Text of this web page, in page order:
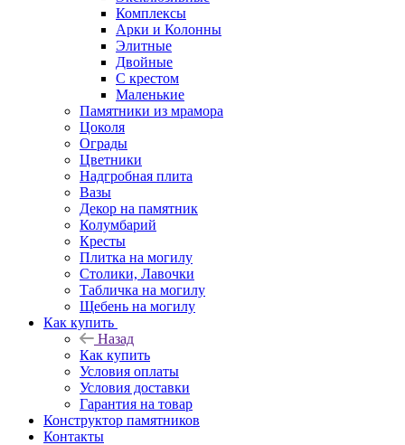
Комплексы
Арки и Колонны
Элитные
Двойные
С крестом
Маленькие
Памятники из мрамора
Цоколя
Ограды
Цветники
Надгробная плита
Вазы
Декор на памятник
Колумбарий
Кресты
Плитка на могилу
Столики, Лавочки
Табличка на могилу
Щебень на могилу
Как купить
Назад
Как купить
Условия оплаты
Условия доставки
Гарантия на товар
Конструктор памятников
Контакты